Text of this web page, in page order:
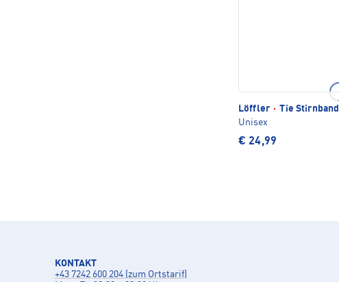
Löffler · Tie Stirnband
Unisex
€ 24,99
KONTAKT
+43 7242 600 204 (zum Ortstarif)